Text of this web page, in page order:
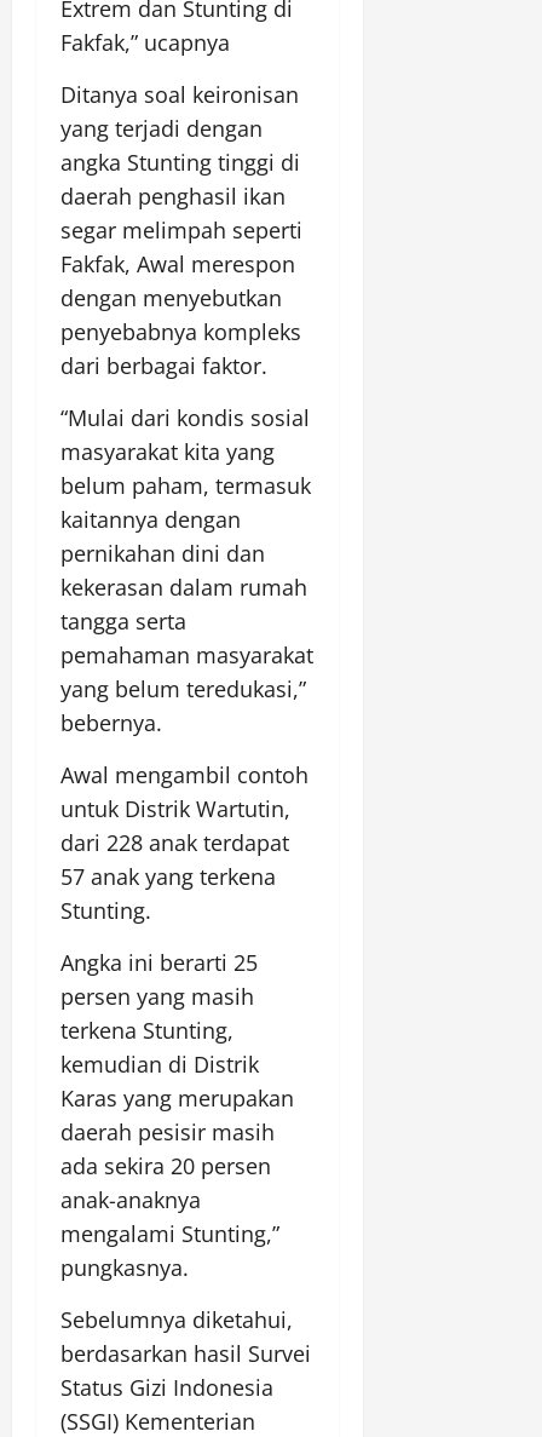
Extrem dan Stunting di
Fakfak,” ucapnya
Ditanya soal keironisan
yang terjadi dengan
angka Stunting tinggi di
daerah penghasil ikan
segar melimpah seperti
Fakfak, Awal merespon
dengan menyebutkan
penyebabnya kompleks
dari berbagai faktor.
“Mulai dari kondis sosial
masyarakat kita yang
belum paham, termasuk
kaitannya dengan
pernikahan dini dan
kekerasan dalam rumah
tangga serta
pemahaman masyarakat
yang belum teredukasi,”
bebernya.
Awal mengambil contoh
untuk Distrik Wartutin,
dari 228 anak terdapat
57 anak yang terkena
Stunting.
Angka ini berarti 25
persen yang masih
terkena Stunting,
kemudian di Distrik
Karas yang merupakan
daerah pesisir masih
ada sekira 20 persen
anak-anaknya
mengalami Stunting,”
pungkasnya.
Sebelumnya diketahui,
berdasarkan hasil Survei
Status Gizi Indonesia
(SSGI) Kementerian